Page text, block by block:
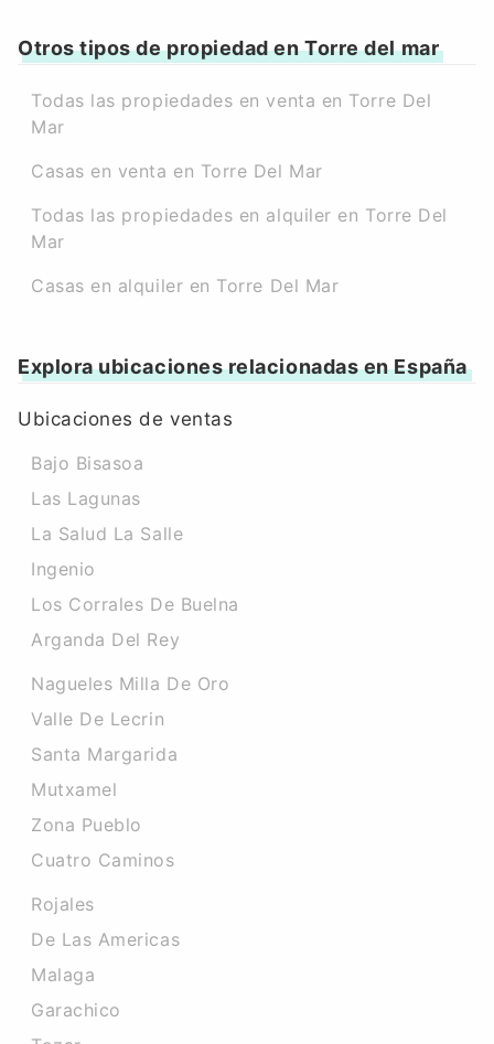
Otros tipos de propiedad en Torre del mar
Todas las propiedades en venta en Torre Del
Mar
Casas en venta en Torre Del Mar
Todas las propiedades en alquiler en Torre Del
Mar
Casas en alquiler en Torre Del Mar
Explora ubicaciones relacionadas en España
Ubicaciones de ventas
Bajo Bisasoa
Las Lagunas
La Salud La Salle
Ingenio
Los Corrales De Buelna
Arganda Del Rey
Nagueles Milla De Oro
Valle De Lecrin
Santa Margarida
Mutxamel
Zona Pueblo
Cuatro Caminos
Rojales
De Las Americas
Malaga
Garachico